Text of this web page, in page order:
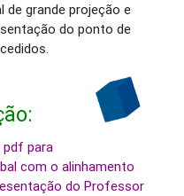
de grande projeção e
do ponto de
pdfpara
com o alinhamento
do Professor